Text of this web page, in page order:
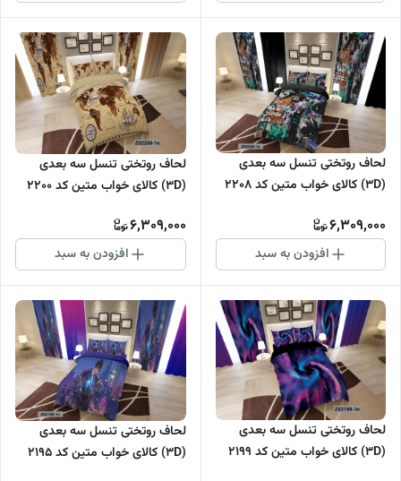
لحاف روتختی تنسل سه بعدی
(3D) کالای خواب متین کد 2208
6,309,000
افزودن به سبد
لحاف روتختی تنسل سه بعدی
(3D) کالای خواب متین کد 2200
6,309,000
افزودن به سبد
لحاف روتختی تنسل سه بعدی
(3D) کالای خواب متین کد 2199
لحاف روتختی تنسل سه بعدی
(3D) کالای خواب متین کد 2195